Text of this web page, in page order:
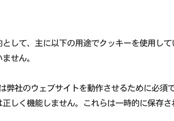
して、主に以下の用途でクッキーを使用して
せん。
弊社のウェブサイトを動作させるために必須
しく機能しません。これらは一時的に保存さ